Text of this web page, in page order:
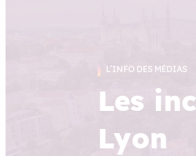
L’INFO DES MÉDIAS
Les
Lyon